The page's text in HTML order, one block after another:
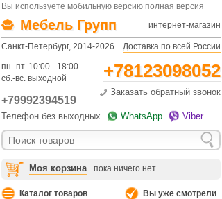
Вы используете мобильную версию полная версия
Мебель Групп интернет-магазин
Санкт-Петербург, 2014-2026 Доставка по всей России
пн.-пт. 10:00 - 18:00
сб.-вс. выходной
+78123098052
+79992394519
Заказать обратный звонок
Телефон без выходных WhatsApp Viber
Моя корзина пока ничего нет
Каталог товаров Вы уже смотрели